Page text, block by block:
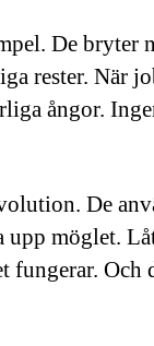
De bryter
rester. När
ångor.
De
möglet.
fungerar. Och